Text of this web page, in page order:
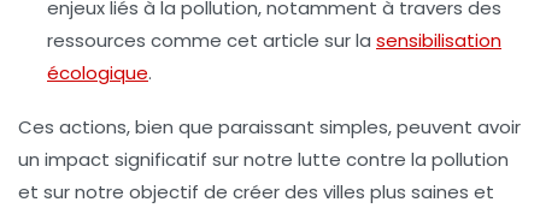
enjeux liés à la pollution, notamment à travers des
ressources comme cet article sur la sensibilisation
écologique.
Ces actions, bien que paraissant simples, peuvent avoir
un impact significatif sur notre lutte contre la pollution
et sur notre objectif de créer des villes plus saines et